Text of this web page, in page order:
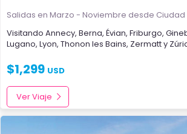
Salidas en Marzo - Noviembre desde Ciudad
Visitando Annecy, Berna, Évian, Friburgo,
Lugano, Lyon, Thonon les Bains, Zermatty
$1,299 USD
Ver Viaje